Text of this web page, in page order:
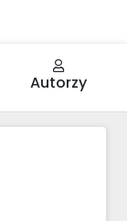
Autorzy